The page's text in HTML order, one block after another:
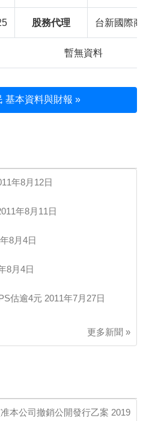
股務代理 台新國際
暫無資料
基本資料與財報 »
年8月12日
年8月11日
8月4日
8月4日
估逾4元 2011年7月27日
更多新聞 »
本公司撤銷公開發行乙案 2019